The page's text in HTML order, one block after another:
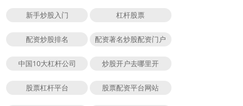
新手炒股入门 杠杆股票
配资炒股排名 配资著名炒股配资门户
中国10大杠杆公司 炒股开户去哪里开
股票杠杆平台 股票配资平台网站